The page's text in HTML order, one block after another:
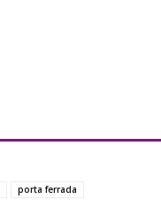
porta ferrada